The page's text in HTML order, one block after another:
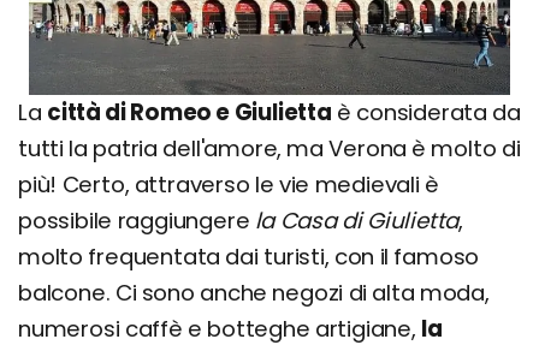
La città di Romeo e Giulietta è considerata da
tutti la patria dell'amore, ma Verona è molto di
più! Certo, attraverso le vie medievali è
possibile raggiungere la Casa di Giulietta,
molto frequentata dai turisti, con il famoso
balcone. Ci sono anche negozi di alta moda,
numerosi caffè e botteghe artigiane, la